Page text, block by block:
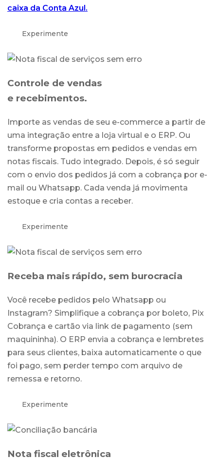
caixa da Conta Azul.
Experimente
Controle de vendas
e recebimentos.
Importe as vendas de seu e-commerce a partir de
uma integração entre a loja virtual e o ERP. Ou
transforme propostas em pedidos e vendas em
notas fiscais. Tudo integrado. Depois, é só seguir
com o envio dos pedidos já com a cobrança por e-
mail ou Whatsapp. Cada venda já movimenta
estoque e cria contas a receber.
Experimente
Receba mais rápido, sem burocracia
Você recebe pedidos pelo Whatsapp ou
Instagram? Simplifique a cobrança por boleto, Pix
Cobrança e cartão via link de pagamento (sem
maquininha). O ERP envia a cobrança e lembretes
para seus clientes, baixa automaticamente o que
foi pago, sem perder tempo com arquivo de
remessa e retorno.
Experimente
Nota fiscal eletrônica